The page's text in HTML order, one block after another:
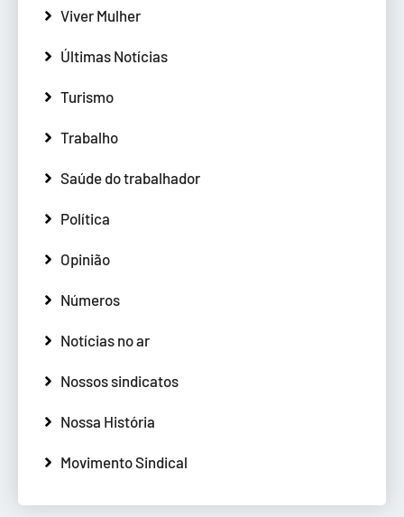
Viver Mulher
Últimas Notícias
Turismo
Trabalho
Saúde do trabalhador
Política
Opinião
Números
Notícias no ar
Nossos sindicatos
Nossa História
Movimento Sindical